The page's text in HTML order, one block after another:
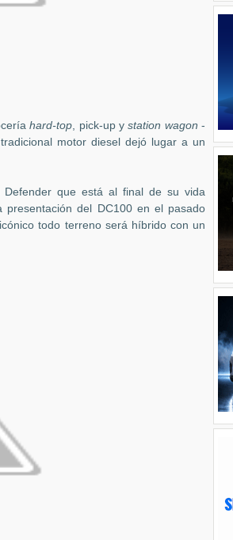
hard-top, pick-up ystation wagon -
motor diesel dejó lugar a un
que está al final de su vida
presentación del DC100 en el pasado
todo terreno será híbrido con un